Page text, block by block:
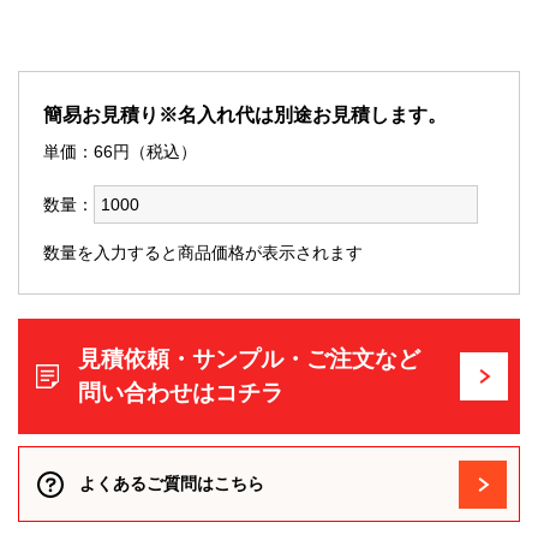
簡易お見積り※名入れ代は別途お見積します。
単価： 66円（税込）
数量：
数量を入力すると商品価格が表示されます
見積依頼・サンプル・ご注文など
問い合わせはコチラ
よくあるご質問はこちら